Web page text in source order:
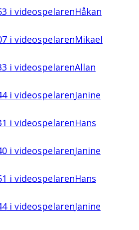
i videospelarenHåkan
i videospelarenMikael
i videospelarenAllan
i videospelarenJanine
i videospelarenHans
i videospelarenJanine
i videospelarenHans
i videospelarenJanine